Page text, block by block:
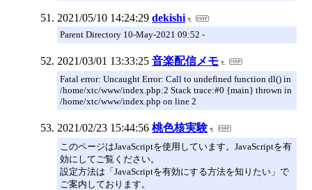
2021/05/10 14:24:29 dekishi
Parent Directory 10-May-2021 09:52 -
2021/03/01 13:33:25 音楽配信メモ
Fatal error: Uncaught Error: Call to undefined function dl() in
/home/xtc/www/index.php:2 Stack trace:#0 {main} thrown in
/home/xtc/www/index.php on line 2
2021/02/23 15:44:56 桃色核実験
このページはJavaScriptを使用しています。JavaScriptを有
効にしてご覧ください。
設定方法は「JavaScriptを有効にする方法を知りたい」で
ご案内しております。